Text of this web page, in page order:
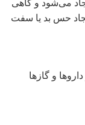
می‌شود و گاهی
حس بد یا سفت
و گازها